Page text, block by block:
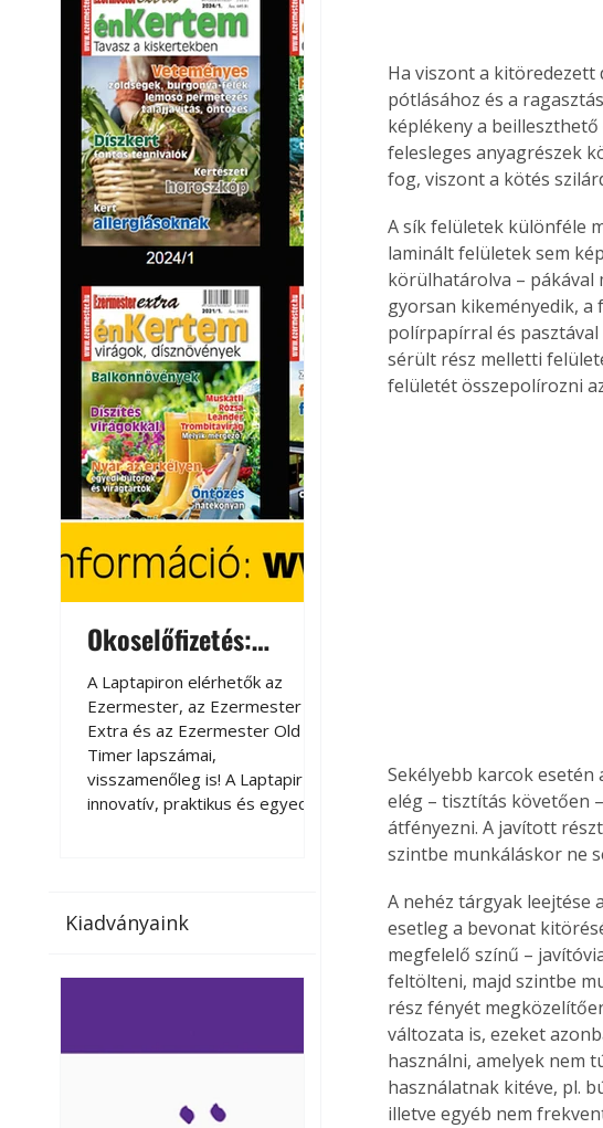
Okoselőfizetés:
Ezermester Extra
A Laptapiron elérhetők az
Ezermester, az Ezermester
Extra és az Ezermester Old
Timer lapszámai,
visszamenőleg is! A Laptapir új,
innovatív, praktikus és egyedi
az otthonában, útközben vagy
elérhetők lapszámaink. Bárhol,
visszamenőleg is! A Laptapir új,
innovatív, praktikus és egyedi
megoldás a nyomtatott
magazinok digitális olvasására
vagy táblagépen. Kényelmesen
az otthonában, útközben vagy
nyaralás, pihenés alatt is
elérhetők lapszámaink. Bárhol,
bármikor, akár külföldön élve
vagy dolgozva is olvashatók az
Ezermester lapszámai. A
Laptapir kényelmes megoldás,
mert: – t
Kiadványaink
Ha viszont a
pótlásához és a
képlékeny a
felesleges anyagrészek
fog, viszont a kötés
A sík felületek különféle
laminált felületek sem
körülhatárolva – pákával
gyorsan kikeményedik, a
polírpapírral és
sérült rész melletti
felületét összepolírozni
Sekélyebb karcok
elég – tisztítás követően
átfényezni. A javított
szintbe munkáláskor ne
A nehéz tárgyak
esetleg a bevonat
megfelelő színű –
feltölteni, majd szintbe
rész fényét
változata is, ezeket
használni, amelyek nem
használatnak kitéve, pl.
illetve egyéb nem